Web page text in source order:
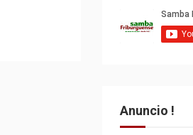
Anuncio !